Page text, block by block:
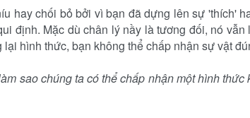
hay chối bỏ bởi vì bạn đã dựng lên sự 'thích'
định. Mặc dù chân lý nầy là tương đối, nó
lại hình thức, bạn không thể chấp nhận sự vật
sao chúng ta có thể chấp nhận một hình